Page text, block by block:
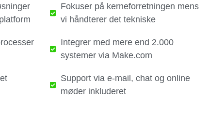
Fokuser på kerneforretningen mens
vi håndterer det tekniske​
Integrer med mere end 2.000
systemer via Make.com
Support via e-mail, chat og online
møder inkluderet